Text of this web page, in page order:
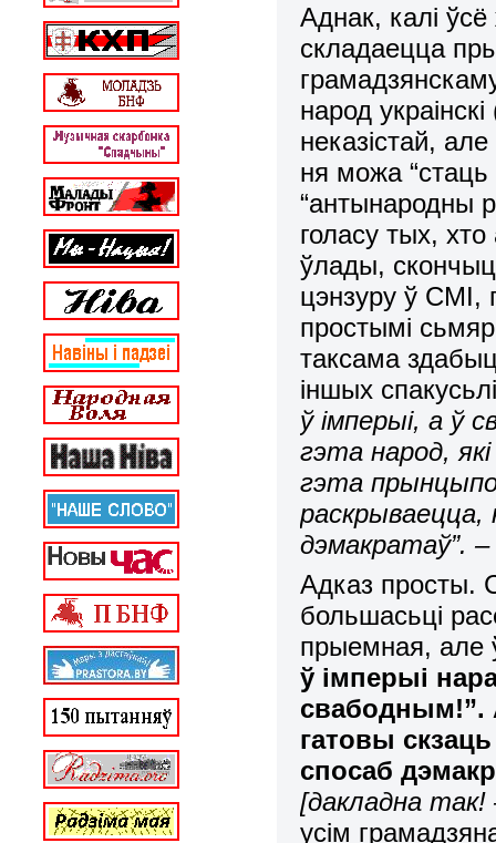
Аднак, калі
складаецца
народ
неказістай,
ня можа
“антынародны
голасу тых,
ўлады,
цэнзуру ў СМІ,
простымі
таксама
іншых
ў імперыі, а ў
гэта народ,
гэта
раскрываецца,
дэмакратаў”.
Адказ просты.
большасьці
прыемная, але
ў імперыі
свабодным!”.
гатовы
спосаб
[дакладна так!
усім